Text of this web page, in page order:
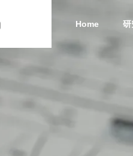
Home 研
Professor